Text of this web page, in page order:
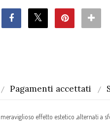
Pagamenti accettati
effetto estetico ,alternati a